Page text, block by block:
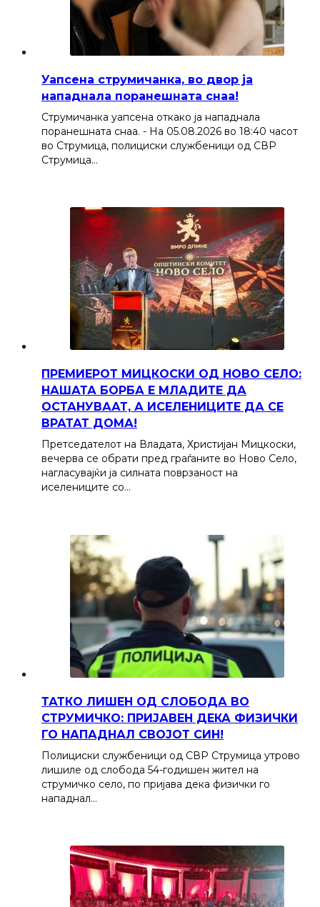
Уапсена струмичанка, во двор ја
нападнала поранешната снаа!
Струмичанка уапсена откако ја нападнала
поранешната снаа. - На 05.08.2026 во 18:40 часот
во Струмица, полициски службеници од СВР
Струмица…
ПРЕМИЕРОТ МИЦКОСКИ ОД НОВО СЕЛО:
НАШАТА БОРБА Е МЛАДИТЕ ДА
ОСТАНУВААТ, А ИСЕЛЕНИЦИТЕ ДА СЕ
ВРАТАТ ДОМА!
Претседателот на Владата, Христијан Мицкоски,
вечерва се обрати пред граѓаните во Ново Село,
нагласувајќи ја силната поврзаност на
иселениците со…
ТАТКО ЛИШЕН ОД СЛОБОДА ВО
СТРУМИЧКО: ПРИЈАВЕН ДЕКА ФИЗИЧКИ
ГО НАПАДНАЛ СВОЈОТ СИН!
Полициски службеници од СВР Струмица утрово
лишиле од слобода 54-годишен жител на
струмичко село, по пријава дека физички го
нападнал…